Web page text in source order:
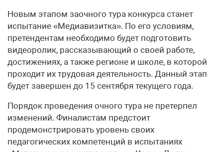
Новым этапом заочного тура конкурса станет
испытание «Медиавизитка». По его условиям,
претендентам необходимо будет подготовить
видеоролик, рассказывающий о своей работе,
достижениях, а также регионе и школе, в которой
проходит их трудовая деятельность. Данный этап
будет завершен до 15 сентября текущего года.
Порядок проведения очного тура не претерпел
изменений. Финалистам предстоит
продемонстрировать уровень своих
педагогических компетенций в испытаниях